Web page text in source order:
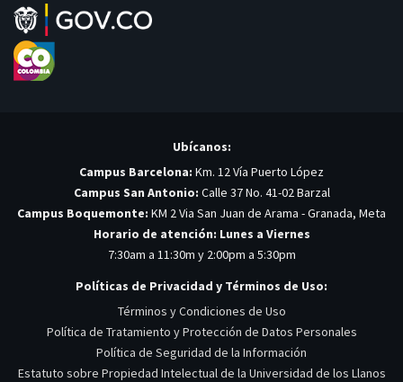
Ubícanos:
Campus Barcelona: Km. 12 Vía Puerto López
Campus San Antonio: Calle 37 No. 41-02 Barzal
Campus Boquemonte: KM 2 Via San Juan de Arama - Granada, Meta
Horario de atención: Lunes a Viernes
7:30am a 11:30m y 2:00pm a 5:30pm
Políticas de Privacidad y Términos de Uso:
Términos y Condiciones de Uso
Política de Tratamiento y Protección de Datos Personales
Política de Seguridad de la Información
Estatuto sobre Propiedad Intelectual de la Universidad de los Llanos